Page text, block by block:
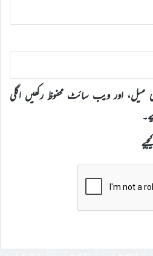
میل، اور ویب سائٹ محفوظ رکھیں اگلی